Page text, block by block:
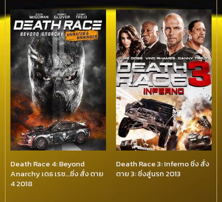
Death Race 4: Beyond
Anarchy เดธ เรซ…ซิ่ง สั่ง ตาย
4 2018
Death Race 3: Inferno ซิ่ง สั่ง
ตาย 3: ซิ่งสู่นรก 2013